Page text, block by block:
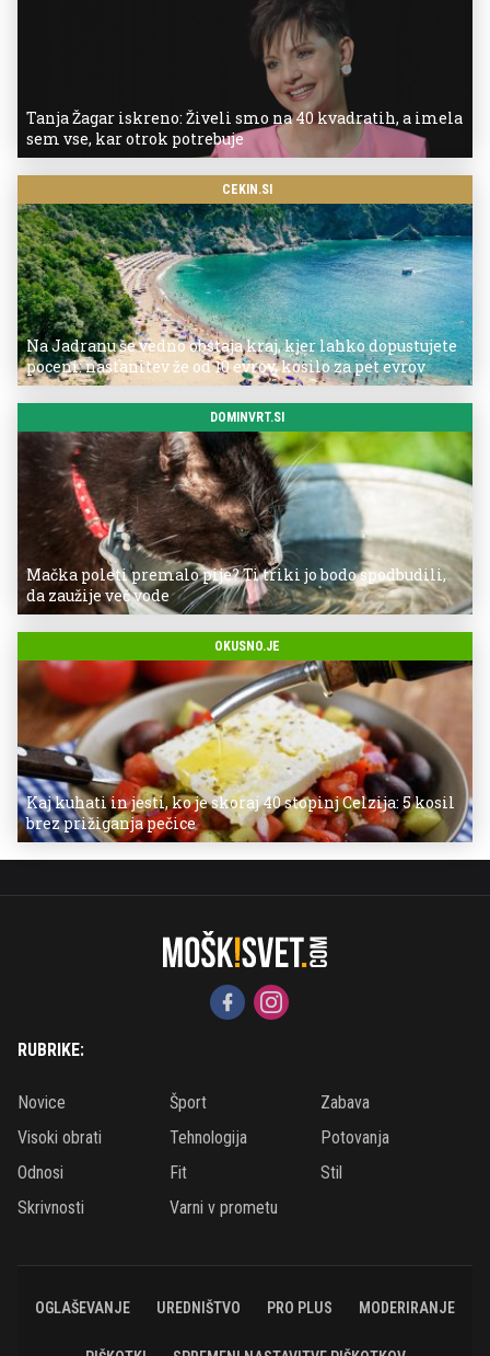
Tanja Žagar iskreno: Živeli smo na 40 kvadratih, a imela
sem vse, kar otrok potrebuje
CEKIN.SI
Na Jadranu še vedno obstaja kraj, kjer lahko dopustujete
poceni: nastanitev že od 10 evrov, kosilo za pet evrov
DOMINVRT.SI
Mačka poleti premalo pije? Ti triki jo bodo spodbudili,
da zaužije več vode
OKUSNO.JE
Kaj kuhati in jesti, ko je skoraj 40 stopinj Celzija: 5 kosil
brez prižiganja pečice
RUBRIKE:
Novice Šport
Zabava
Visoki obrati
Tehnologija
Potovanja
Odnosi
Fit
Stil
Skrivnosti
Varni v prometu
OGLAŠEVANJE UREDNIŠTVO PRO PLUS MODERIRANJE